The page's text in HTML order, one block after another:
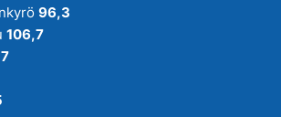
96,3
106,7